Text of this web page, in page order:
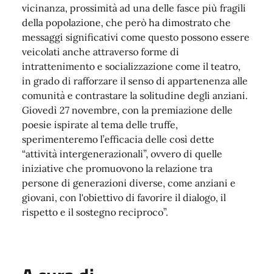
vicinanza, prossimità ad una delle fasce più fragili
della popolazione, che però ha dimostrato che
messaggi significativi come questo possono essere
veicolati anche attraverso forme di
intrattenimento e socializzazione come il teatro,
in grado di rafforzare il senso di appartenenza alle
comunità e contrastare la solitudine degli anziani.
Giovedì 27 novembre, con la premiazione delle
poesie ispirate al tema delle truffe,
sperimenteremo l’efficacia delle così dette
“attività intergenerazionali”, ovvero di quelle
iniziative che promuovono la relazione tra
persone di generazioni diverse, come anziani e
giovani, con l'obiettivo di favorire il dialogo, il
rispetto e il sostegno reciproco”.